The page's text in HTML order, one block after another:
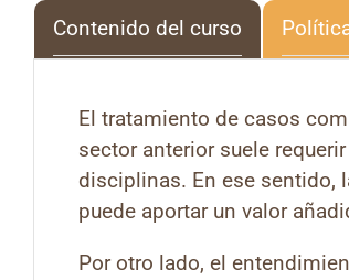
Contenido del curso
El tratamiento de casos
sector anterior suele
disciplinas. En ese sentido,
puede aportar un valor
Por otro lado, el